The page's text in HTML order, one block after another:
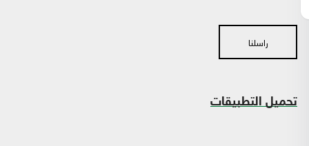
راسلنا
تحميل التطبيقات